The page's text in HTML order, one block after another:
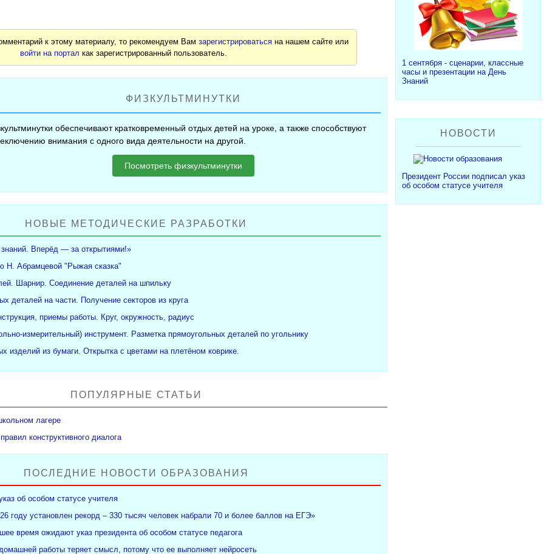
к этому материалу, то рекомендуем Вамзарегистрироваться на нашем сайте или
войти на портал как зарегистрированный пользователь.
ФИЗКУЛЬТМИНУТКИ
обеспечивают кратковременный отдых детей на уроке, а также способствуют
внимания с одного вида деятельности на другой.
Посмотреть физкультминутки
НОВЫЕ МЕТОДИЧЕСКИЕ РАЗРАБОТКИ
Вперёд — за открытиями!»
Н. Абрамцевой "Рыжая сказка"
Шарнир. Соединение деталей на шпильку
деталей на части. Получение секторов из круга
приемы работы. Круг, окружность, радиус
измерительный) инструмент. Разметка прямоугольных деталей по угольнику
изделий из бумаги. Открытка с цветами на плетёном коврике.
ПОПУЛЯРНЫЕ СТАТЬИ
лагере
конструктивного диалога
ПОСЛЕДНИЕ НОВОСТИ ОБРАЗОВАНИЯ
об особом статусе учителя
году установлен рекорд – 330 тысяч человек набрали 70 и более баллов на ЕГЭ»
время ожидают указ президента об особом статусе педагога
работы теряет смысл, потому что ее выполняет нейросеть
1 сентября - сценарии, классные
часы и презентации на День
Знаний
НОВОСТИ
Президент России подписал указ
об особом статусе учителя